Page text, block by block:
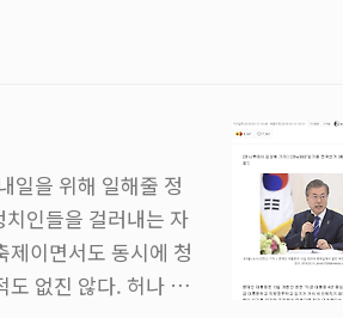
에 맞게 무장을 다
담 레오파드는 나올
일을 위해 일해줄 정
인들을 걸러내는 자
이면서도 동시에 청
도 없진 않다. 허나 반